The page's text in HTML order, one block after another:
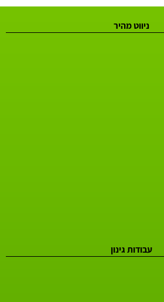
ניווט מהיר
עבודות גינון